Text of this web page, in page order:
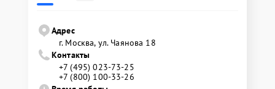
Адрес
г. Москва, ул. Чаянова 18
Контакты
+7 (495) 023-73-25
+7 (800) 100-33-26